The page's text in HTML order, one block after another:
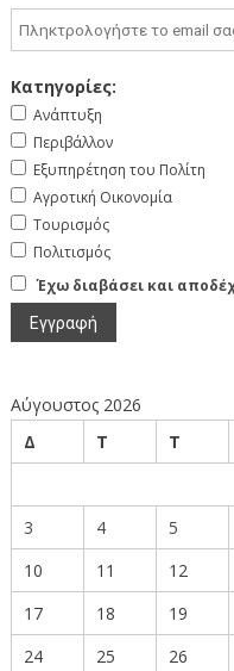
Κατηγορίες:
Ανάπτυξη
Περιβάλλον
Εξυπηρέτηση του Πολίτη
Αγροτική Οικονομία
Τουρισμός
Πολιτισμός
Έχω διαβάσει και
Αύγουστος 2026
Δ
Τ Τ
3
4 5
10
11 12
17
18 19
24
25 26